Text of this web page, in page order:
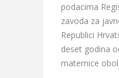
podacima
zavoda za
Republici
deset godina
maternice